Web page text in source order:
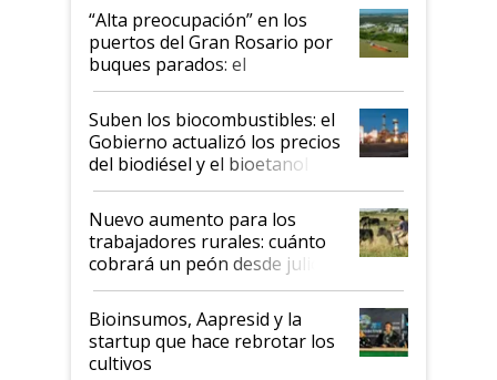
“Alta preocupación” en los
puertos del Gran Rosario por
buques parados: el
funcionamiento de las
exportadoras en tensión tras
la medida de fuerza de los
prácticos
Suben los biocombustibles: el
Gobierno actualizó los precios
del biodiésel y el bioetanol
Nuevo aumento para los
trabajadores rurales: cuánto
cobrará un peón desde julio
Bioinsumos, Aapresid y la
startup que hace rebrotar los
cultivos